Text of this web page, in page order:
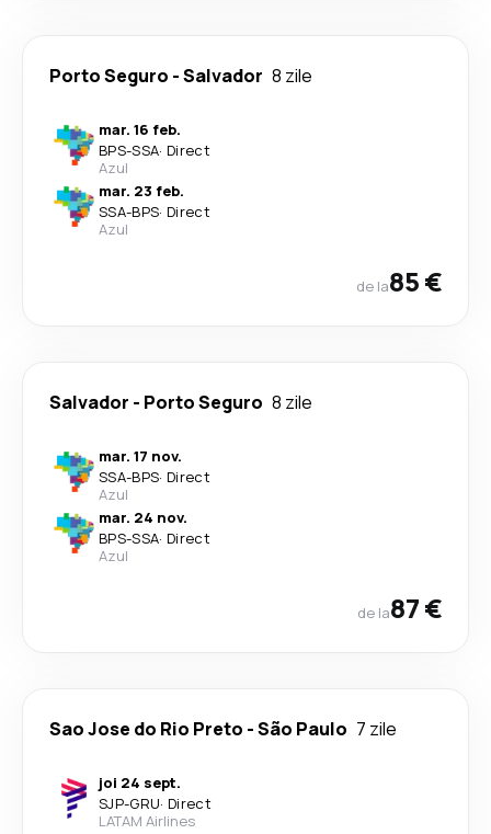
Porto Seguro -Salvador 8 zile
mar. 16 feb.
BPS-SSA· Direct
Azul
mar. 23 feb.
SSA-BPS· Direct
Azul
de la85 €
Salvador - Porto Seguro 8 zile
mar. 17 nov.
SSA-BPS· Direct
Azul
mar. 24 nov.
BPS-SSA· Direct
Azul
de la87 €
Sao Jose do Rio Preto -São Paulo 7 zile
joi 24 sept.
SJP-GRU· Direct
LATAM Airlines